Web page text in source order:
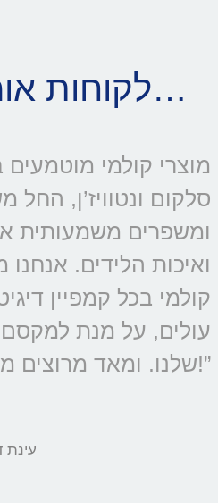
לקוחות אומרים עלינו…
ומשפרים משמעותית
ואיכות הלידים.
קולמי בכל קמפיין
עולים, על מנת למקסם
שלנו. ומאד מרוצים מהתוצאות ומהשרות!”
עינת